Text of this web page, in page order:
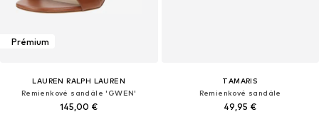
Prémium
LAUREN RALPH LAUREN
Remienkové sandále 'GWEN'
145,00 €
TAMARIS
Remienkové sandále
49,95 €